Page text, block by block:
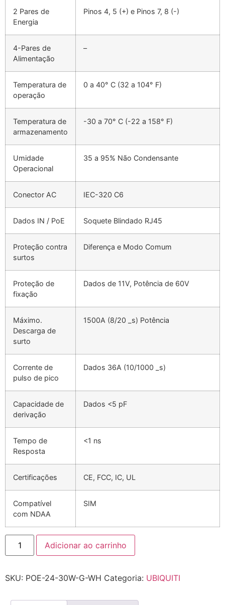
2 Pares de
Energia
Pinos 4, 5 (+) e Pinos 7, 8 (-)
4-Pares de
Alimentação
–
Temperatura de
operação
0 a 40° C (32 a 104° F)
Temperatura de
armazenamento
-30 a 70° C (-22 a 158° F)
Umidade
Operacional
35 a 95% Não Condensante
Conector AC IEC-320 C6
Dados IN / PoE Soquete Blindado RJ45
Proteção contra
surtos
Diferença e Modo Comum
Proteção de
fixação
Dados de 11V, Potência de 60V
Máximo.
Descarga de
surto
1500A (8/20 _s) Potência
Corrente de
pulso de pico
Dados 36A (10/1000 _s)
Capacidade de
derivação
Dados <5 pF
Tempo de
Resposta
<1 ns
Certificações CE, FCC, IC, UL
Compatível
com NDAA
SIM
Adicionar ao carrinho
SKU: POE-24-30W-G-WH Categoria: UBIQUITI